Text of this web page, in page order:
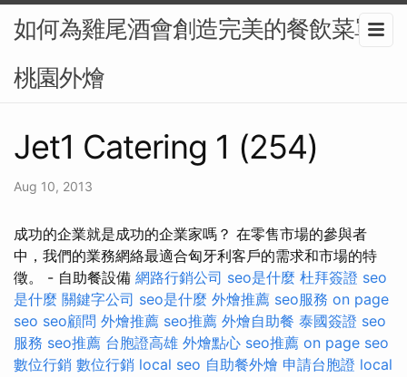
如何為雞尾酒會創造完美的餐飲菜單-
桃園外燴
Jet1 Catering 1 (254)
Aug 10, 2013
成功的企業就是成功的企業家嗎？ 在零售市場的參與者
中，我們的業務網絡最適合匈牙利客戶的需求和市場的特
徵。 - 自助餐設備 網路行銷公司 seo是什麼 杜拜簽證 seo
是什麼 關鍵字公司 seo是什麼 外燴推薦 seo服務 on page
seo seo顧問 外燴推薦 seo推薦 外燴自助餐 泰國簽證 seo
服務 seo推薦 台胞證高雄 外燴點心 seo推薦 on page seo
數位行銷 數位行銷 local seo 自助餐外燴 申請台胞證 local